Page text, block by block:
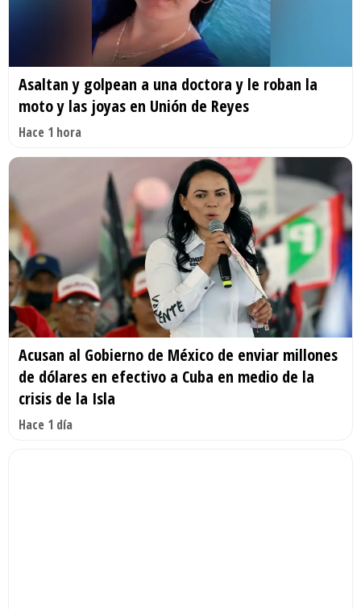
Asaltan y golpean a una doctora y le roban la
moto y las joyas en Unión de Reyes
Hace 1 hora
Acusan al Gobierno de México de enviar millones
de dólares en efectivo a Cuba en medio de la
crisis de la Isla
Hace 1 día